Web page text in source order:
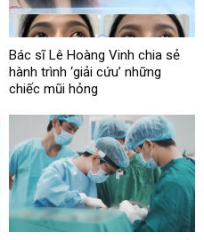
Bác sĩ Lê Hoàng Vinh chia sẻ
hành trình ‘giải cứu’ những
chiếc mũi hỏng